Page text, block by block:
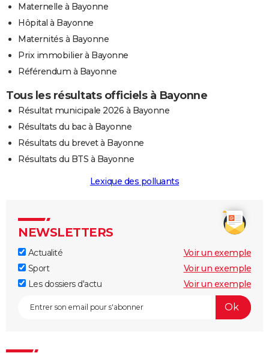
Maternelle à Bayonne
Hôpital à Bayonne
Maternités à Bayonne
Prix immobilier à Bayonne
Référendum à Bayonne
Tous les résultats officiels à Bayonne
Résultat municipale 2026 à Bayonne
Résultats du bac à Bayonne
Résultats du brevet à Bayonne
Résultats du BTS à Bayonne
Lexique des polluants
NEWSLETTERS
Actualité
Voir un exemple
Sport
Voir un exemple
Les dossiers d'actu
Voir un exemple